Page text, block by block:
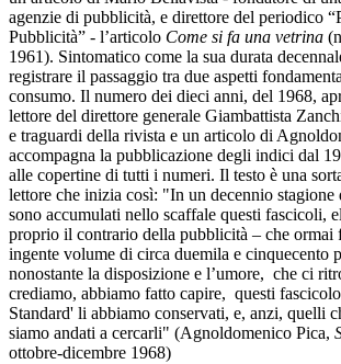
agenzie di pubblicità, e direttore del periodico
Pubblicità” - l’articolo Come si fa una vetrina
1961). Sintomatico come la sua durata
registrare il passaggio tra due aspetti
consumo. Il numero dei dieci anni, del 1968,
lettore del direttore generale Giambattista
e traguardi della rivista e un articolo di
accompagna la pubblicazione degli indici dal
alle copertine di tutti i numeri. Il testo è una
lettore che inizia così: "In un decennio stagione
sono accumulati nello scaffale questi fascicoli,
proprio il contrario della pubblicità – che ormai
ingente volume di circa duemila e
nonostante la disposizione e l’umore, che ci
crediamo, abbiamo fatto capire, questi
Standard' li abbiamo conservati, e, anzi, quelli
siamo andati a cercarli" (Agnoldomenico Pica,
ottobre-dicembre 1968)